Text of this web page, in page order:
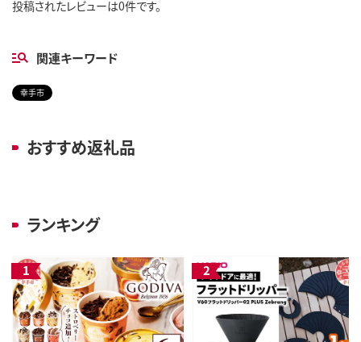
投稿されたレビューは0件です。
関連キーワード
幸手市
おすすめ返礼品
ランキング